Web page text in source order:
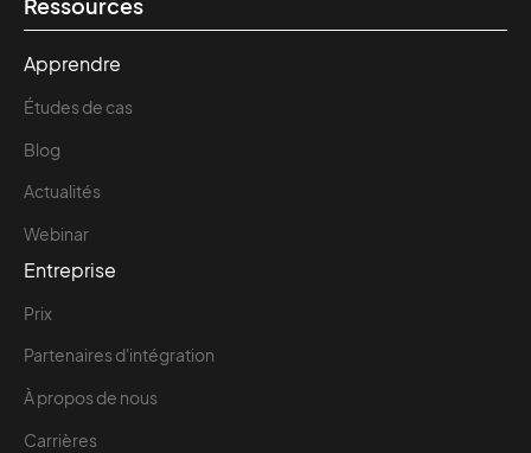
Ressources
Apprendre
Études de cas
Blog
Actualités
Webinar
Entreprise
Prix
Partenaires d'intégration
À propos de nous
Carrières